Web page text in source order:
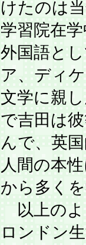
けたのは
学習院在
外国語と
ア、ディ
文学に親
で吉田は
んで、英
人間の本
から多く
以上のよ
ロンドン